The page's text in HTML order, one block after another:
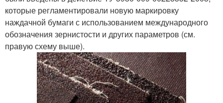
которые регламентировали новую маркировку
наждачной бумаги с использованием международного
обозначения зернистости и других параметров (см.
правую схему выше).